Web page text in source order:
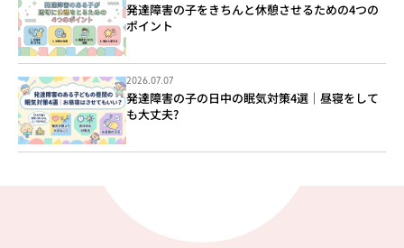
発達障害の子をきちんと休憩させるための4つの
ポイント
2026.07.07
発達障害の子の日中の眠気対策4選｜昼寝をして
も大丈夫?